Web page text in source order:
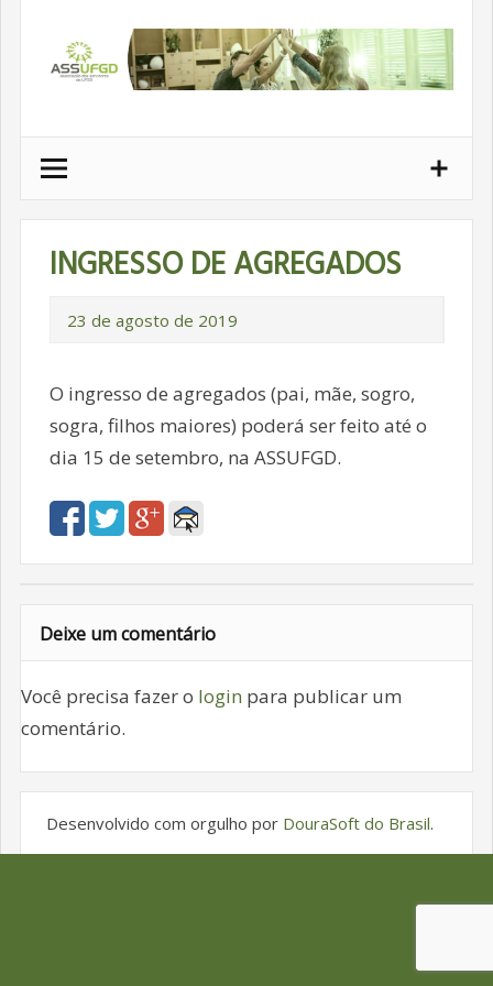
conteúdo
INGRESSO DE AGREGADOS
23 de agosto de 2019
O ingresso de agregados (pai, mãe, sogro,
sogra, filhos maiores) poderá ser feito até o
dia 15 de setembro, na ASSUFGD.
Deixe um comentário
Você precisa fazer o login para publicar um
comentário.
Desenvolvido com orgulho por DouraSoft do Brasil.